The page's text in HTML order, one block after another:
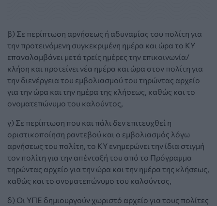
β) Σε περίπτωση αρνήσεως ή αδυναμίας του πολίτη για
την προτεινόμενη συγκεκριμένη ημέρα και ώρα το ΚΥ
επαναλαμβάνει μετά τρείς ημέρες την επικοινωνία/
κλήση και προτείνει νέα ημέρα και ώρα στον πολίτη για
την διενέργεια του εμβολιασμού του τηρώντας αρχείο
για την ώρα και την ημέρα της κλήσεως, καθώς και το
ονοματεπώνυμο του καλούντος,
γ) Σε περίπτωση που και πάλι δεν επιτευχθεί η
οριστικοποίηση ραντεβού και ο εμβολιασμός λόγω
αρνήσεως του πολίτη, το ΚΥ ενημερώνει την ίδια στιγμή
τον πολίτη για την απένταξή του από το Πρόγραμμα
τηρώντας αρχείο για την ώρα και την ημέρα της κλήσεως,
καθώς και το ονοματεπώνυμο του καλούντος,
δ) Οι ΥΠΕ δημιουργούν χωριστό αρχείο για τους πολίτες